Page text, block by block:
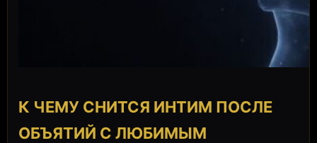
К ЧЕМУ СНИТСЯ ИНТИМ ПОСЛЕ
ОБЪЯТИЙ С ЛЮБИМЫМ